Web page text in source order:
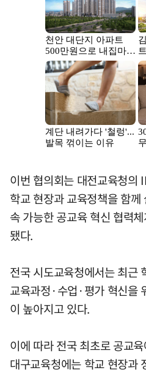
이번 협의회는 대전교육청의
학교 현장과 교육정책을 함
속 가능한 공교육 혁신 협력
됐다.
전국 시도교육청에서는 최근
교육과정·수업·평가 혁신을
이 높아지고 있다.
이에 따라 전국 최초로 공교
대구교육청에는 학교 현장과